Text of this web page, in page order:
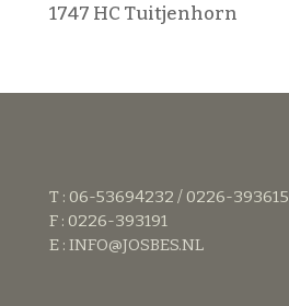
1747 HC Tuitjenhorn
T : 06-53694232 / 0226-393615
F : 0226-393191
E : INFO@JOSBES.NL